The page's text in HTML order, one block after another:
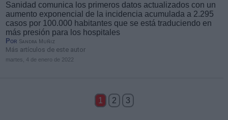
Sanidad comunica los primeros datos actualizados con un
aumento exponencial de la incidencia acumulada a 2.295
casos por 100.000 habitantes que se está traduciendo en
más presión para los hospitales
Por Sandra Muñiz
Más artículos de este autor
martes, 4 de enero de 2022
1 2 3